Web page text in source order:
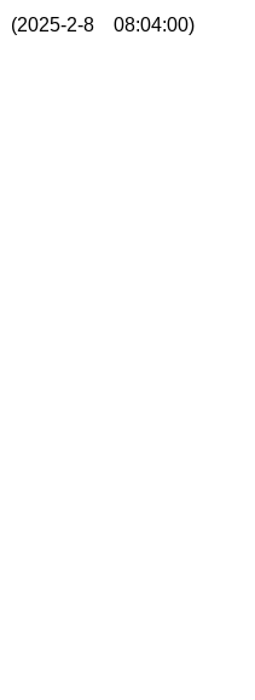
(2025-2-8 08:04:00)